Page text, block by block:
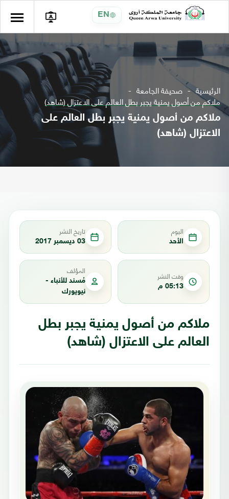
EN
الرئيسية صحيفة الجامعة
ملاكم من أصول يمنية يجبر بطل العالم على الاعتزال (شاهد)
ملاكم من أصول يمنية يجبر بطل العالم على
الاعتزال (شاهد)
اليوم
الأحد
تاريخ النشر
03 ديسمبر 2017
وقت النشر
05:13 م
المؤلف
مُسند للأنباء -
نيويورك
ملاكم من أصول يمنية يجبر بطل
العالم على الاعتزال (شاهد)